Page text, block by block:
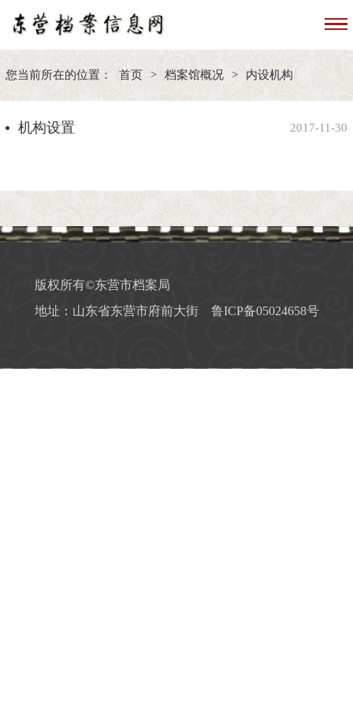
您当前所在的位置： 首页 > 档案馆概况 > 内设机构
机构设置 2017-11-30
版权所有©东营市档案局
地址：山东省东营市府前大街
鲁ICP备05024658号